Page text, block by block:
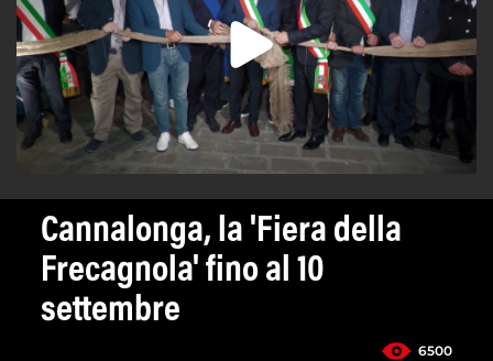
Cannalonga, la 'Fiera della
Frecagnola' fino al 10
settembre
6500